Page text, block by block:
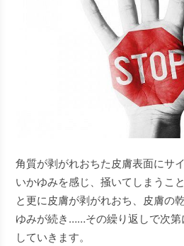
角質が剥がれおちた皮膚表面にサ
いかゆみを感じ、掻いてしまうこ
と更に皮膚が剥がれおち、皮膚の
ゆみが続き……その繰り返しで次
していきます。